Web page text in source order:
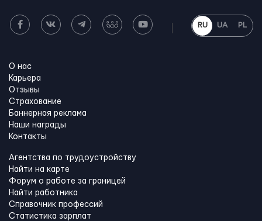
RU UA PL
О нас
Карьера
Отзывы
Страхование
Баннерная реклама
Наши награды
Контакты
Агентства по трудоустройству
Найти на карте
Форум о работе за границей
Найти работника
Справочник профессий
Статистика зарплат